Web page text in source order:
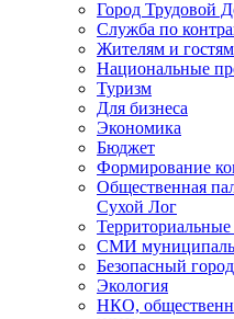
Город Трудовой
Служба по
Жителям и
Национальные
Туризм
Для бизнеса
Экономика
Бюджет
Формирование
Общественная
Сухой Лог
Территориальные
СМИ
Безопасный город
Экология
НКО,